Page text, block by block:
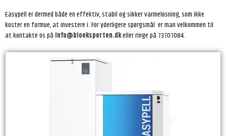
Easypell er dermed både en effektiv, stabil og sikker varmeløsning, som ikke
koster en formue, at investere i. For yderligere spørgsmål er man velkommen til
at kontakte os på info@bioeksperten.dkeller ringe på 73707084.